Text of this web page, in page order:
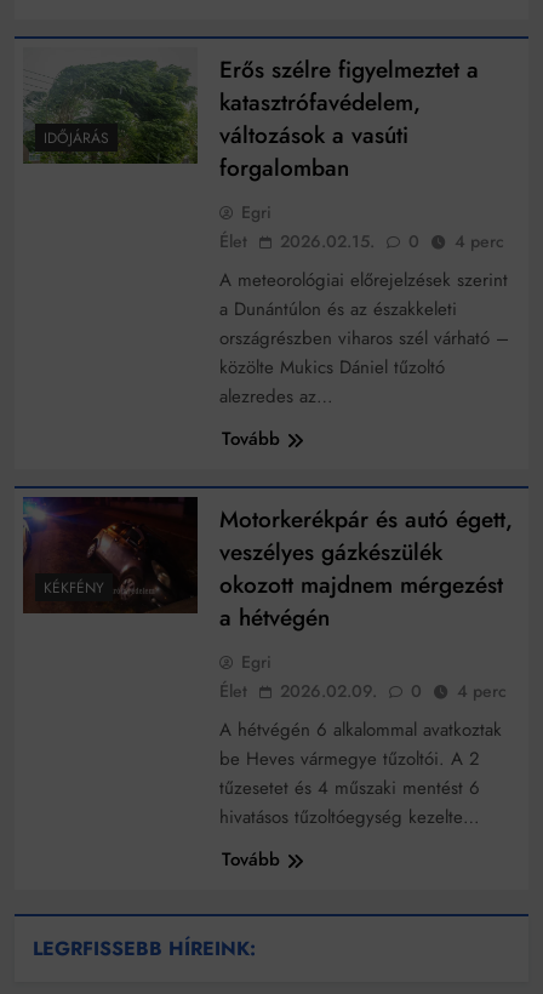
IDŐJÁRÁS
Erős szélre figyelmeztet a
katasztrófavédelem,
változások a vasúti
forgalomban
Egri
Élet
2026.02.15. 0 4 perc
A meteorológiai előrejelzések szerint
a Dunántúlon és az északkeleti
országrészben viharos szél várható –
közölte Mukics Dániel tűzoltó
alezredes az…
Tovább
KÉKFÉNY
Motorkerékpár és autó égett,
veszélyes gázkészülék
okozott majdnem mérgezést
a hétvégén
Egri
Élet
2026.02.09. 0 4 perc
A hétvégén 6 alkalommal avatkoztak
be Heves vármegye tűzoltói. A 2
tűzesetet és 4 műszaki mentést 6
hivatásos tűzoltóegység kezelte…
Tovább
LEGRFISSEBB HÍREINK: